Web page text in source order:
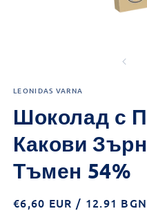
модален
LEONIDAS VARNA
Шоколад с
Какови
Тъмен 54%
Обичайна
€6,60 EUR / 12.91 BGN